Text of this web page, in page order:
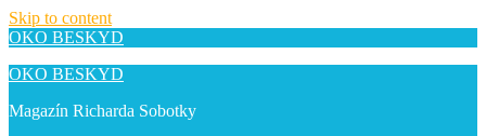
Skip to content
OKO BESKYD
OKO BESKYD
Magazín Richarda Sobotky